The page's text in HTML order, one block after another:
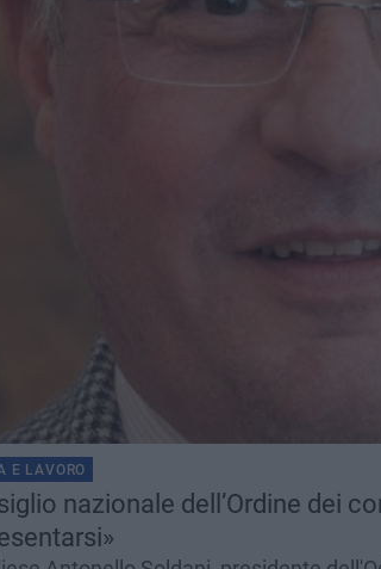
E LAVORO
nazionale dell’Ordine dei